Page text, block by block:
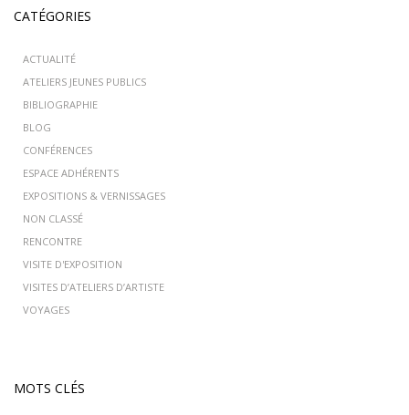
CATÉGORIES
ACTUALITÉ
ATELIERS JEUNES PUBLICS
BIBLIOGRAPHIE
BLOG
CONFÉRENCES
ESPACE ADHÉRENTS
EXPOSITIONS & VERNISSAGES
NON CLASSÉ
RENCONTRE
VISITE D'EXPOSITION
VISITES D’ATELIERS D’ARTISTE
VOYAGES
MOTS CLÉS